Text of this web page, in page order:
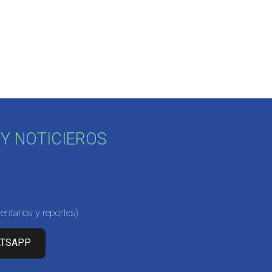
NOTICIEROS
y reportes)